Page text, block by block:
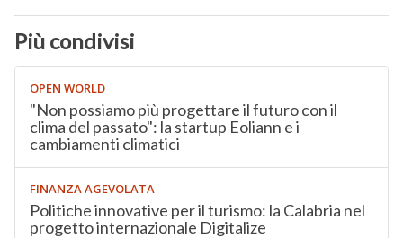
Più condivisi
OPEN WORLD
"Non possiamo più progettare il futuro con il
clima del passato": la startup Eoliann e i
cambiamenti climatici
FINANZA AGEVOLATA
Politiche innovative per il turismo: la Calabria nel
progetto internazionale Digitalize